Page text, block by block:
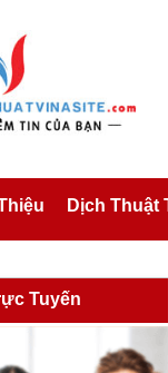
Dịch Thuật
Tuyến